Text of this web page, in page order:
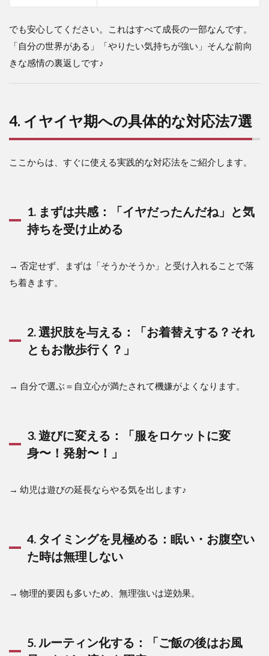
でも安心してください。これはすべて成長の一部なんです。
「自分の世界がある」「やりたい気持ちが強い」そんな前向
きな感情の裏返しです♪
4. イヤイヤ期への具体的な対応法7選
ここからは、すぐに使える実践的な対応法をご紹介します。
1. まずは共感：「イヤだったんだね」と気
持ちを受け止める
→ 否定せず、まずは「そうかそうか」と受け入れることで落
ち着きます。
2. 選択肢を与える：「お着替えする？それ
ともお散歩行く？」
→ 自分で選ぶ＝自立心が満たされて機嫌がよくなります。
3. 遊びに変える：「服をロケットに変
身〜！発射〜！」
→ 幼児は遊びの延長ならやる気を出します♪
4. タイミングを見極める：眠い・お腹空い
た時は無理しない
→ 物理的要因も多いため、無理強いは逆効果。
5. ルーティン化する：「ご飯の後はお風